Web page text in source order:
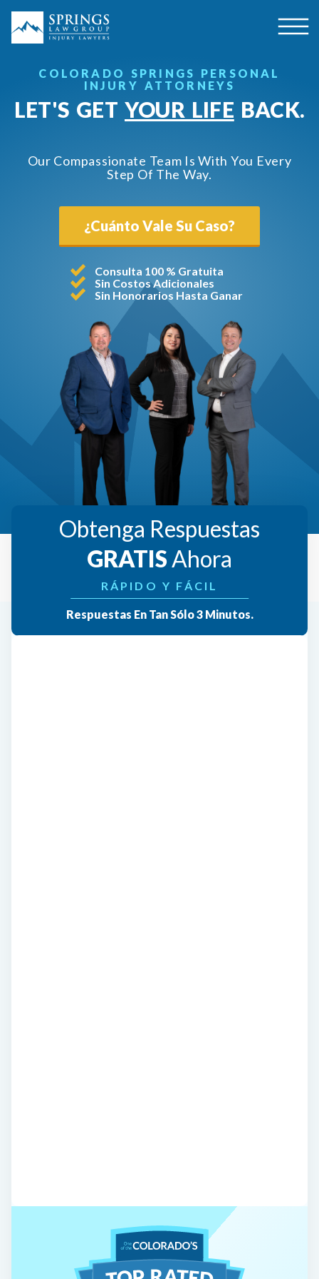
COLORADO SPRINGS PERSONAL
INJURY ATTORNEYS
LET'S GET YOUR LIFE BACK.
Our Compassionate Team Is With You Every
Step Of The Way.
¿Cuánto Vale Su Caso?
Consulta 100 % Gratuita
Sin Costos Adicionales
Sin Honorarios Hasta Ganar
Obtenga Respuestas
GRATISAhora
RÁPIDO Y FÁCIL
Respuestas En Tan Sólo 3 Minutos.